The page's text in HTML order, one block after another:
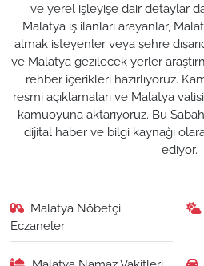
ve yerel işleyişe dair detaylar da
Malatya iş ilanları arayanlar,
almak isteyenler veya şehre
ve Malatya gezilecek yerler
rehber içerikleri hazırlıyoruz.
resmi açıklamaları ve Malatya
kamuoyuna aktarıyoruz. Bu
dijital haber ve bilgi kaynağı
ediyor.
Malatya Nöbetçi
Eczaneler